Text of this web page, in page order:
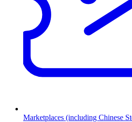
Marketplaces (including Chinese